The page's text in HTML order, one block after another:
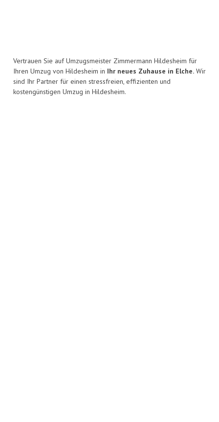
Vertrauen Sie auf Umzugsmeister Zimmermann Hildesheim für
Ihren Umzug von Hildesheim in Ihr neues Zuhause in Elche. Wir
sind Ihr Partner für einen stressfreien, effizienten und
kostengünstigen Umzug in Hildesheim.